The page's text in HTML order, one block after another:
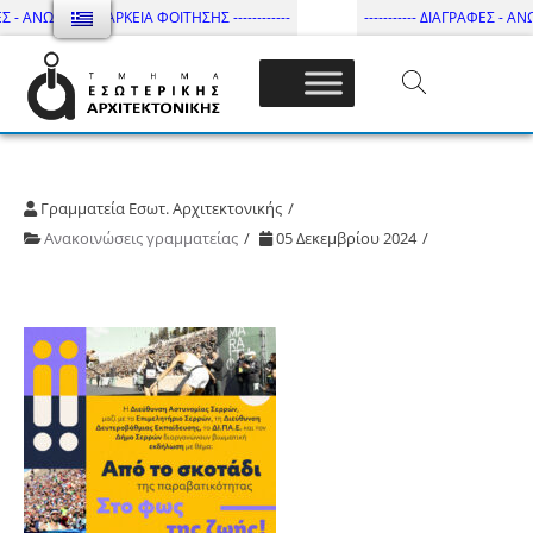
ΑΝΩΤΑΤΗ ΔΙΑΡΚΕΙΑ ΦΟΙΤΗΣΗΣ ------------ ----------- ΔΙΑΓΡΑΦΕΣ -
Τμήμα Εσωτ. Αρχιτεκτονικής – ΔΙ.ΠΑ.Ε
Γραμματεία Εσωτ. Αρχιτεκτονικής
Ανακοινώσεις γραμματείας
05 Δεκεμβρίου 2024